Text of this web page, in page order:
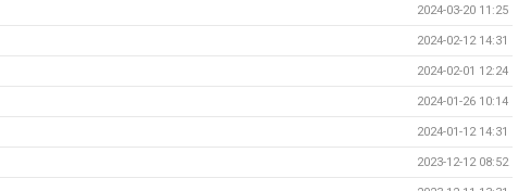
2024-03-20 11:25
2024-02-12 14:31
2024-02-01 12:24
2024-01-26 10:14
2024-01-12 14:31
2023-12-12 08:52